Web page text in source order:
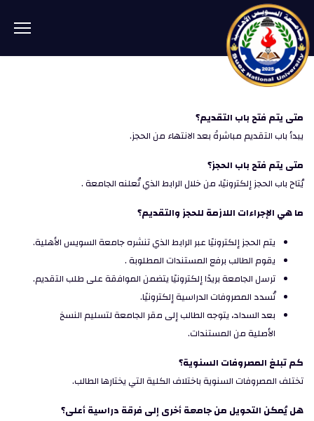
متى يتم فتح باب التقديم؟
يبدأ باب التقديم مباشرةً بعد الانتهاء من الحجز.
متى يتم فتح باب الحجز؟
يُتاح باب الحجز إلكترونيًا، من خلال الرابط الذي تُعلنه الجامعة .
ما هي الإجراءات اللازمة للحجز والتقديم؟
يتم الحجز إلكترونيًا عبر الرابط الذي تنشره جامعة السويس الأهلية.
يقوم الطالب برفع المستندات المطلوبة .
ترسل الجامعة بريدًا إلكترونيًا يتضمن الموافقة على طلب التقديم.
تُسدد المصروفات الدراسية إلكترونيًا.
بعد السداد، يتوجه الطالب إلى مقر الجامعة لتسليم النسخ
الأصلية من المستندات.
كم تبلغ المصروفات السنوية؟
تختلف المصروفات السنوية باختلاف الكلية التي يختارها الطالب.
هل يُمكن التحويل من جامعة أخرى إلى فرقة دراسية أعلى؟